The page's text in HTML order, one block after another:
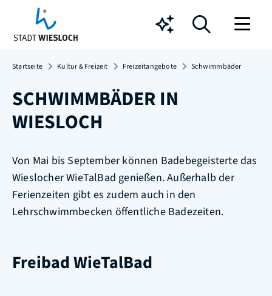
Chatbot
Startseite Kultur & Freizeit Freizeitangebote Schwimmbäder
SCHWIMMBÄDER IN
WIESLOCH
Von Mai bis September können Badebegeisterte das
Wieslocher WieTalBad genießen. Außerhalb der
Ferienzeiten gibt es zudem auch in den
Lehrschwimmbecken öffentliche Badezeiten.
Freibad WieTalBad